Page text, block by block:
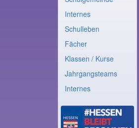
Internes
Schulleben
Fächer
Klassen / Kurse
Jahrgangsteams
Internes